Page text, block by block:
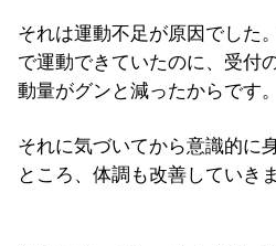
それは運動不足が原因でした
で運動できていたのに、受付
動量がグンと減ったからです。
それに気づいてから意識的に
ところ、体調も改善していき